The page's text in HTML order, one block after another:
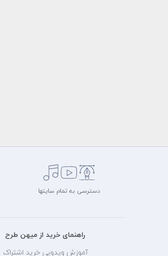
دسترسی به تمام سایتها
راهنمای خرید از میهن طرح
آموزش ویدویی خرید اشتراک